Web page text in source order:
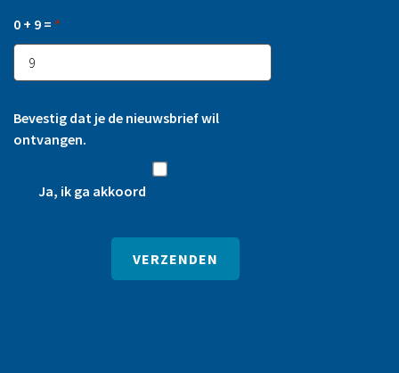
0 + 9 = *
Bevestig dat je de nieuwsbrief wil
ontvangen.
Ja, ik ga akkoord